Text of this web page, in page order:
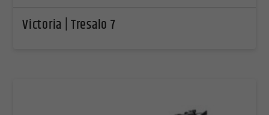
Victoria | Tresalo 7
lassen und so nur bestimmte Cookies auswählen.